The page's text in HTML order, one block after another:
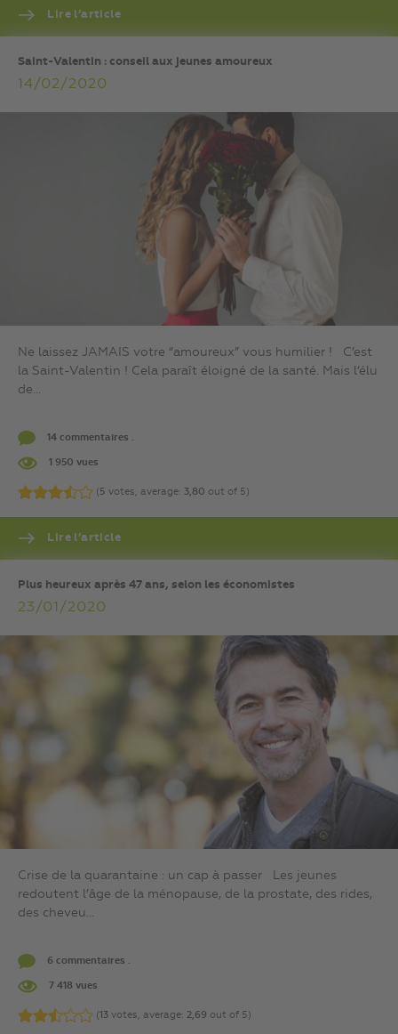
Lire l’article
Saint-Valentin : conseil aux jeunes amoureux
14/02/2020
Ne laissez JAMAIS votre “amoureux” vous humilier ! C’est
la Saint-Valentin ! Cela paraît éloigné de la santé. Mais l’élu
de...
14 commentaires .
1 950 vues
(5 votes, average: 3,80 out of 5)
Lire l’article
Plus heureux après 47 ans, selon les économistes
23/01/2020
Crise de la quarantaine : un cap à passer Les jeunes
redoutent l’âge de la ménopause, de la prostate, des rides,
des cheveu...
6 commentaires .
7 418 vues
(13 votes, average: 2,69 out of 5)